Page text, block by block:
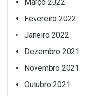
Março 2022
Fevereiro 2022
Janeiro 2022
Dezembro 2021
Novembro 2021
Outubro 2021